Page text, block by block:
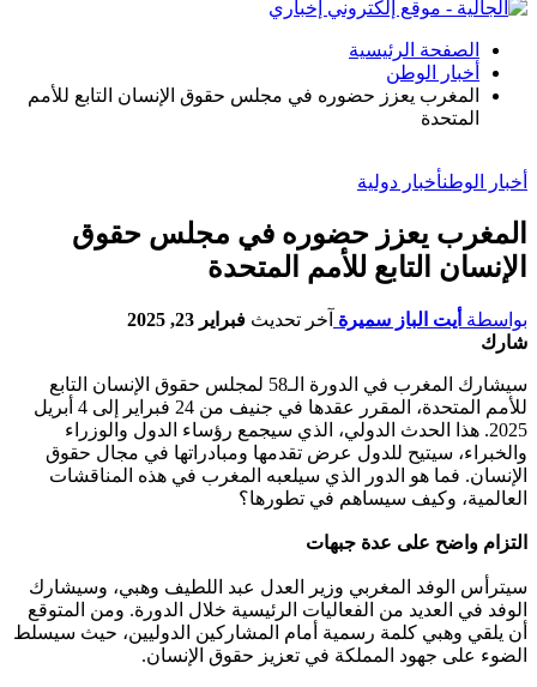
الصفحة الرئيسية
أخبار الوطن
المغرب يعزز حضوره في مجلس حقوق الإنسان التابع للأمم
المتحدة
أخبار الوطنأخبار دولية
المغرب يعزز حضوره في مجلس حقوق
الإنسان التابع للأمم المتحدة
بواسطة أيت الباز سميرة آخر تحديث فبراير 23, 2025
شارك
سيشارك المغرب في الدورة الـ58 لمجلس حقوق الإنسان التابع
للأمم المتحدة، المقرر عقدها في جنيف من 24 فبراير إلى 4 أبريل
2025. هذا الحدث الدولي، الذي سيجمع رؤساء الدول والوزراء
والخبراء، سيتيح للدول عرض تقدمها ومبادراتها في مجال حقوق
الإنسان. فما هو الدور الذي سيلعبه المغرب في هذه المناقشات
العالمية، وكيف سيساهم في تطورها؟
التزام واضح على عدة جبهات
سيترأس الوفد المغربي وزير العدل عبد اللطيف وهبي، وسيشارك
الوفد في العديد من الفعاليات الرئيسية خلال الدورة. ومن المتوقع
أن يلقي وهبي كلمة رسمية أمام المشاركين الدوليين، حيث سيسلط
الضوء على جهود المملكة في تعزيز حقوق الإنسان.